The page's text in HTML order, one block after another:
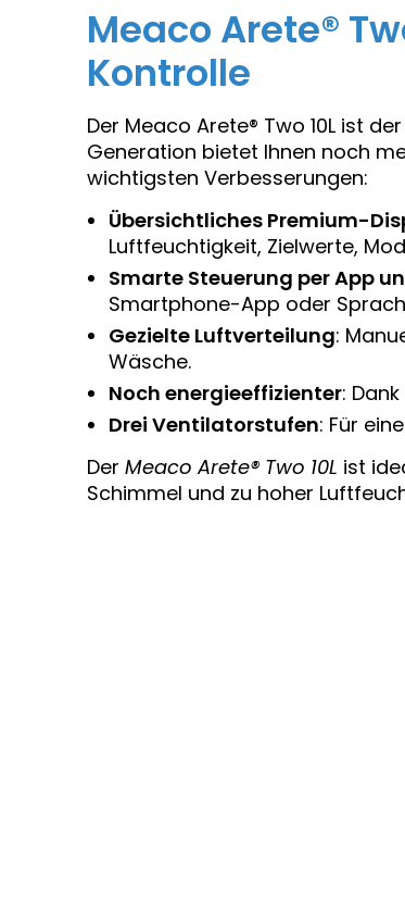
Meaco Arete®
Kontrolle
Der Meaco Arete® Two 10L ist
Generation bietet Ihnen noch
wichtigsten Verbesserungen:
Übersichtliches Premium-
Luftfeuchtigkeit, Zielwerte,
Smarte Steuerung per App
Smartphone-App oder
Gezielte Luftverteilung:
Wäsche.
Noch energieeffizienter:
Drei Ventilatorstufen: Für
Der Meaco Arete® Two 10L ist
Schimmel und zu hoher